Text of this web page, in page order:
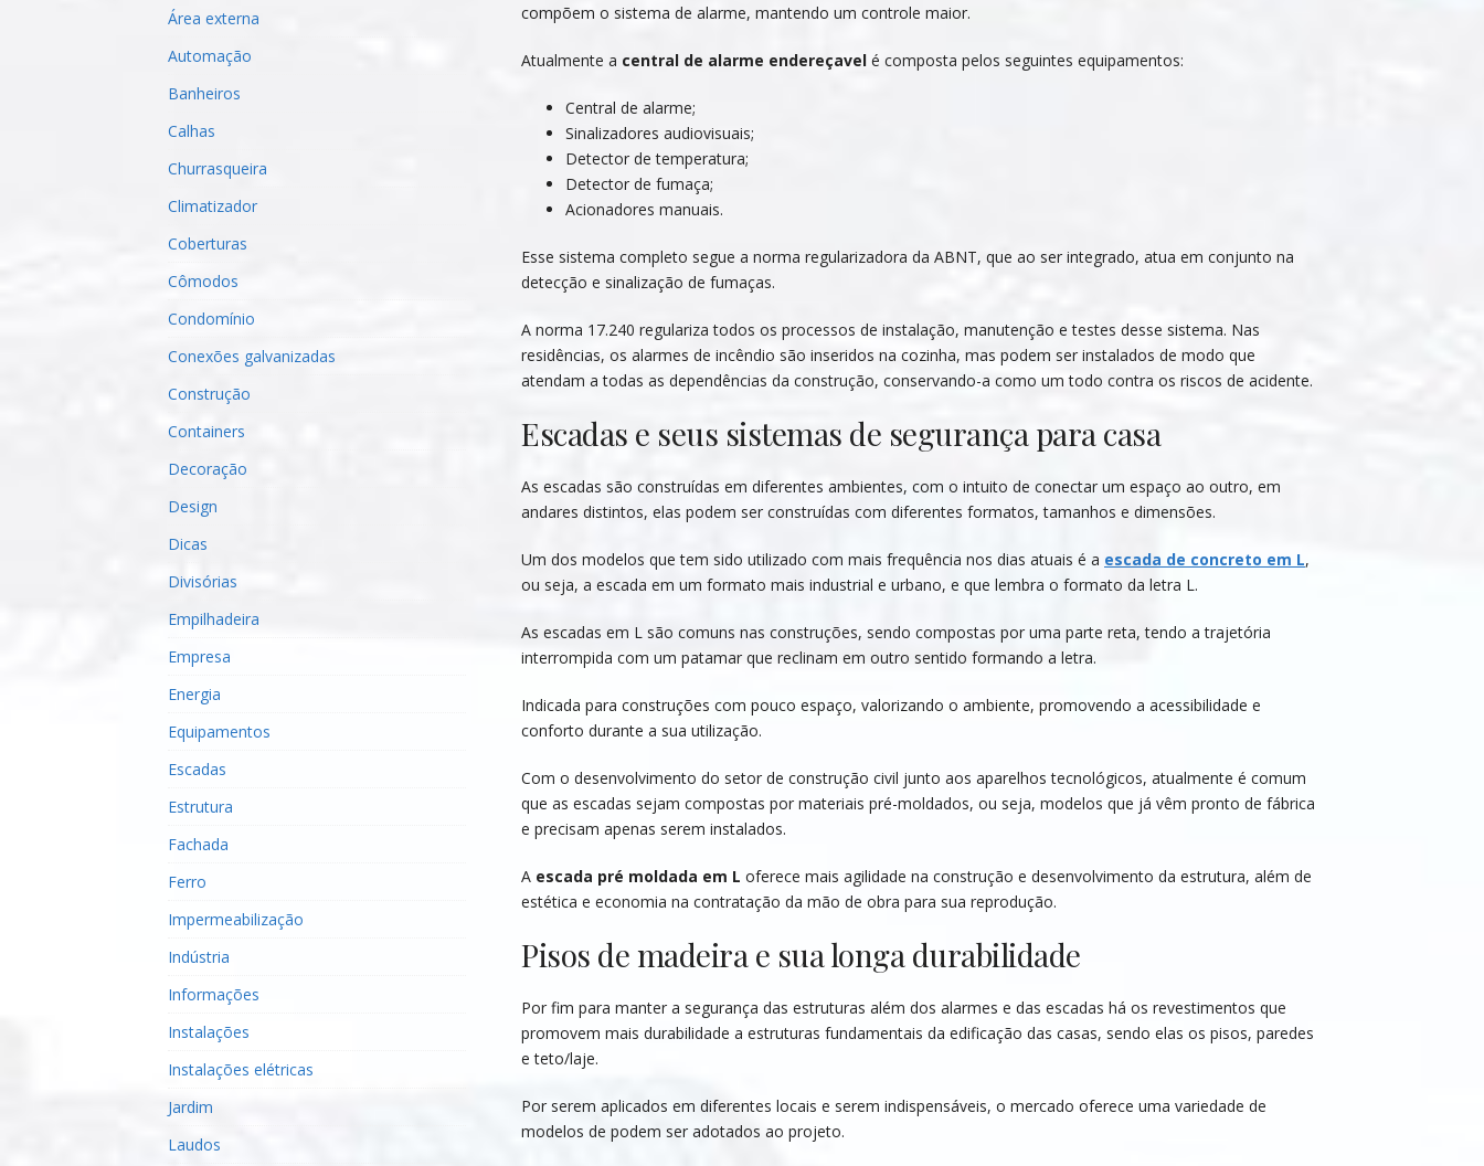
compõem o sistema de alarme, mantendo um controle maior.
Atualmente a central de alarme endereçavel é composta pelos seguintes equipamentos:
Central de alarme;
Sinalizadores audiovisuais;
Detector de temperatura;
Detector de fumaça;
Acionadores manuais.
Esse sistema completo segue a norma regularizadora da ABNT, que ao ser integrado, atua em conjunto na
detecção e sinalização de fumaças.
A norma 17.240 regulariza todos os processos de instalação, manutenção e testes desse sistema. Nas
residências, os alarmes de incêndio são inseridos na cozinha, mas podem ser instalados de modo que
atendam a todas as dependências da construção, conservando-a como um todo contra os riscos de acidente.
Escadas e seus sistemas de segurança para casa
As escadas são construídas em diferentes ambientes, com o intuito de conectar um espaço ao outro, em
andares distintos, elas podem ser construídas com diferentes formatos, tamanhos e dimensões.
Um dos modelos que tem sido utilizado com mais frequência nos dias atuais é a escada de concreto em L,
ou seja, a escada em um formato mais industrial e urbano, e que lembra o formato da letra L.
As escadas em L são comuns nas construções, sendo compostas por uma parte reta, tendo a trajetória
interrompida com um patamar que reclinam em outro sentido formando a letra.
Indicada para construções com pouco espaço, valorizando o ambiente, promovendo a acessibilidade e
conforto durante a sua utilização.
Com o desenvolvimento do setor de construção civil junto aos aparelhos tecnológicos, atualmente é comum
que as escadas sejam compostas por materiais pré-moldados, ou seja, modelos que já vêm pronto de fábrica
e precisam apenas serem instalados.
A escada pré moldada em L oferece mais agilidade na construção e desenvolvimento da estrutura, além de
estética e economia na contratação da mão de obra para sua reprodução.
Pisos de madeira e sua longa durabilidade
Por fim para manter a segurança das estruturas além dos alarmes e das escadas há os revestimentos que
promovem mais durabilidade a estruturas fundamentais da edificação das casas, sendo elas os pisos, paredes
e teto/laje.
Por serem aplicados em diferentes locais e serem indispensáveis, o mercado oferece uma variedade de
modelos de podem ser adotados ao projeto.
Área externa
Automação
Banheiros
Calhas
Churrasqueira
Climatizador
Coberturas
Cômodos
Condomínio
Conexões galvanizadas
Construção
Containers
Decoração
Design
Dicas
Divisórias
Empilhadeira
Empresa
Energia
Equipamentos
Escadas
Estrutura
Fachada
Ferro
Impermeabilização
Indústria
Informações
Instalações
Instalações elétricas
Jardim
Laudos